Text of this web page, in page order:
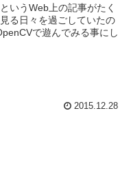
いうWeb上の記事がたく
る日々を過ごしていたの
で遊んでみる事にし
2015.12.28